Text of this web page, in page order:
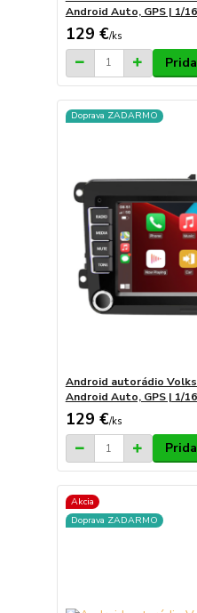
Android Auto, GPS | 1/
129 €/ks
Doprava ZADARMO
Android autorádio
Android Auto, GPS | 1/
129 €/ks
Akcia
Doprava ZADARMO